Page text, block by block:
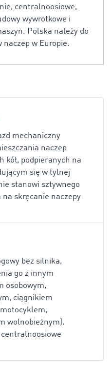
centralnoosiowe,
wywrotkowe i
Polska należy do
naczep w Europie.
mechaniczny
naczep
kół, podpieranych na
się w tylnej
stanowi sztywnego
na skręcanie naczepy
bez silnika,
go z innym
osobowym,
ciągnikiem
wolnobieżnym).
centralnoosiowe